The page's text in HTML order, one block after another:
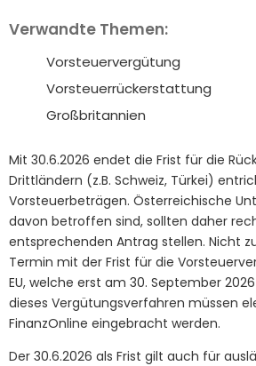
Verwandte Themen:
Vorsteuervergütung
Vorsteuerrückerstattung
Großbritannien
Mit 30.6.2026 endet die Frist für die
Drittländern (z.B. Schweiz, Türkei)
Vorsteuerbeträgen. Österreichische
davon betroffen sind, sollten daher
entsprechenden Antrag stellen. Nicht
Termin mit der Frist für die
EU, welche erst am 30. September
dieses Vergütungsverfahren müssen
FinanzOnline eingebracht werden.
Der 30.6.2026 als Frist gilt auch für